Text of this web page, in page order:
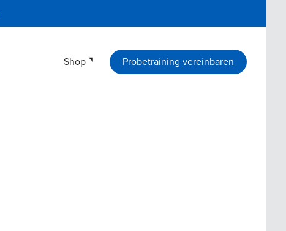
Shop Probetraining vereinbaren